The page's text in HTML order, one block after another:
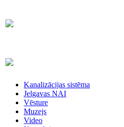
Kanalizācijas sistēma
Jelgavas NAI
Vēsture
Muzejs
Video